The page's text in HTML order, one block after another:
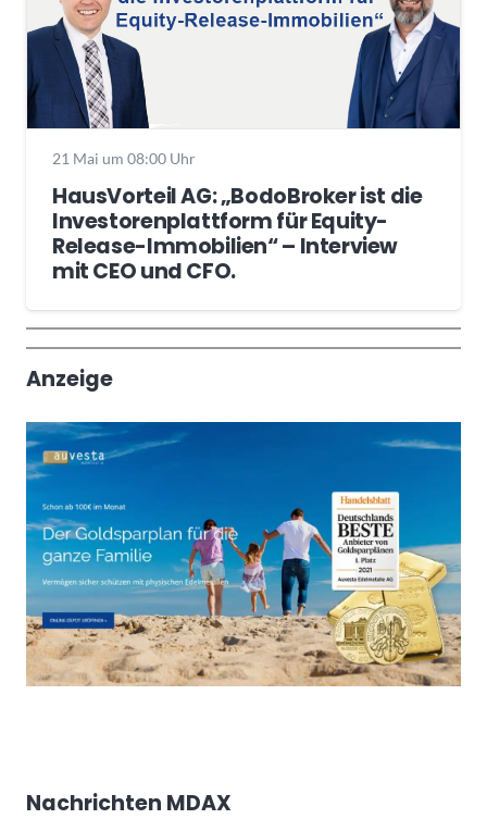
21 Mai um 08:00 Uhr
HausVorteil AG: „BodoBroker ist die
Investorenplattform für Equity-
Release-Immobilien“ – Interview
mit CEO und CFO.
Wochenrückblick
Trendthemen
Anzeige
Nachrichten MDAX